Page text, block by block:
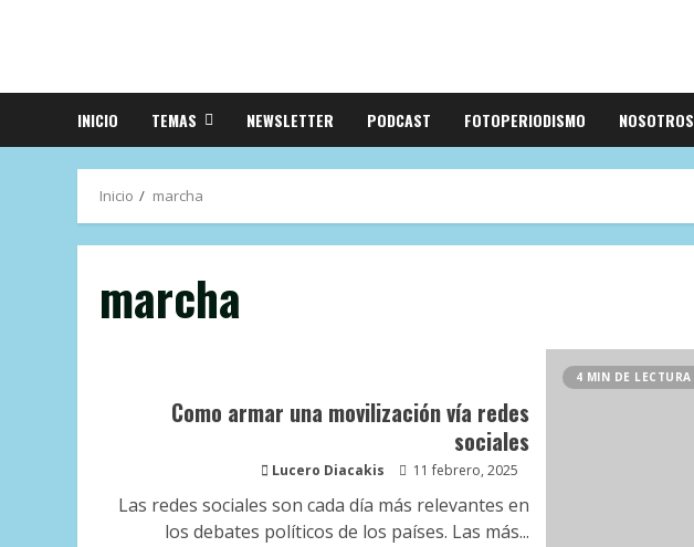
INICIO TEMAS NEWSLETTER PODCAST FOTOPERIODISMO NOSOTROS
Inicio marcha
marcha
4 MIN DE LECTURA
Como armar una movilización vía redes
sociales
Lucero Diacakis 11 febrero, 2025
Las redes sociales son cada día más relevantes en
los debates políticos de los países. Las más...